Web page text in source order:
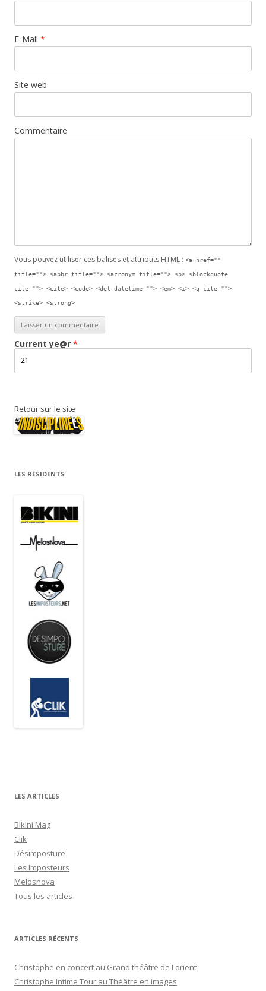
E-Mail *
Site web
Commentaire
Vous pouvez utiliser ces balises et attributs HTML : <a href=""
title=""> <abbr title=""> <acronym title=""> <b> <blockquote
cite=""> <cite> <code> <del datetime=""> <em> <i> <q cite="">
<strike> <strong>
Currentye@r *
Retour sur le site
LES RÉSIDENTS
LES ARTICLES
Bikini Mag
Clik
Désimposture
Les Imposteurs
Melosnova
Tous les articles
ARTICLES RÉCENTS
Christophe en concert au Grand théâtre de Lorient
Christophe Intime Tour au Théâtre en images